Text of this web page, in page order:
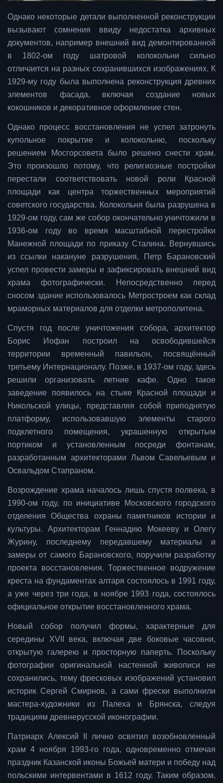
Однако некоторые детали выполненной реконструкции
вызывают сомнения ввиду недостатка архивных
документов, например внешний вид демонтированной
в 1802-ом году шатровой колокольни сильно
отличается на разных сохранившихся изображениях. К
1929-му году была выполнена реконструкция древних
элементов фасада, включая создание новых
кокошников и декоративное оформление стен.
Однако процесс восстановления не успел затронуть
купольное покрытие и колокольню, поскольку
решением Мосгорсовета было решено снести храм.
Это произошло потому, что религиозные постройки
перестали соответствовать новой роли Красной
площади как центра торжественных мероприятий
советского государства. Колокольня была разрушена в
1929-ом году, сам же собор окончательно уничтожили в
1936-ом году во время масштабной перестройки
Манежной площади по приказу Сталина. Вернувшись
из ссылки накануне разрушения, Петр Барановский
успел провести замеры и зафиксировать внешний вид
храма фотографически. Непосредственно перед
сносом здание использовалось Метростроем как склад
мраморных материалов для отделки метрополитена.
Спустя год после уничтожения собора, архитектор
Борис Иофан построил на освободившейся
территории временный павильон, посвящённый
третьему Интернационалу. Позже, в 1937-ом году, здесь
решили организовать летние кафе. Одно такое
заведение появилось на стыке Красной площади и
Никольской улицы, представляя собой приподнятую
платформу, использовавшую элементы старого
подклетного помещения, украшенную открытым
портиком и установленным посреди фонтанам,
разработанным архитекторами Львом Савельевым и
Освальдом Стапраном.
Возрождение храма началось лишь спустя полвека, в
1990-ом году, по инициативе Московского городского
отделения Общества охраны памятников истории и
культуры. Архитекторам Геннадию Мокееву и Олегу
Журину, последнему передавшему материалы и
замеры от самого Барановского, поручили разработку
проекта восстановления. Торжественное водружение
креста на фундаментах алтаря состоялось в 1991 году,
а уже через три года, в ноябре 1993 года, состоялось
официальное открытие восстановленного храма.
Новый собор получил формы, характерные для
середины XVII века, включая две боковые часовни,
открытую галерею и просторную паперть. Поскольку
фотографии оригинальной настенной живописи не
сохранились, тему фресковых изображений установил
историк Сергей Смирнов, а сами фрески выполнили
мастера-художники из Палеха и Брянска, следуя
традициям древнерусской иконографии.
Патриарх Алексий II лично освятил возобновленный
храм 4 ноября 1993-го года, одновременно отмечая
праздник Казанской иконы Божьей матери и победу над
польскими интервентами в 1612 году. Таким образом,